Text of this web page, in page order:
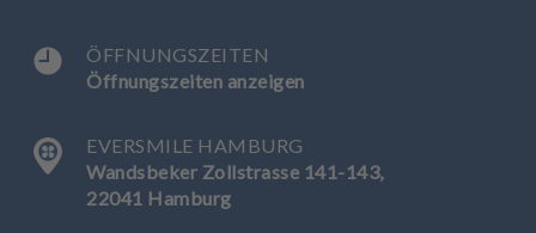
ÖFFNUNGSZEITEN
Öffnungszeiten anzeigen
EVERSMILE HAMBURG
Wandsbeker Zollstrasse 141-143,
22041 Hamburg